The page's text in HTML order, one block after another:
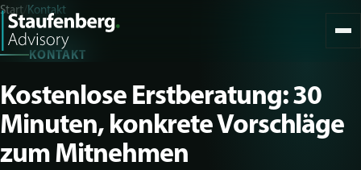
Start /Kontakt
KONTAKT
Kostenlose Erstberatung: 30
Minuten, konkrete Vorschläge
zum Mitnehmen